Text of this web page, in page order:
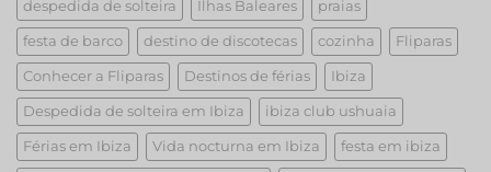
despedida de solteira Ilhas Baleares praias
festa de barco destino de discotecas cozinha Fliparas
Conhecer a Fliparas Destinos de férias Ibiza
Despedida de solteira em Ibiza ibiza club ushuaia
Férias em Ibiza Vida nocturna em Ibiza festa em ibiza